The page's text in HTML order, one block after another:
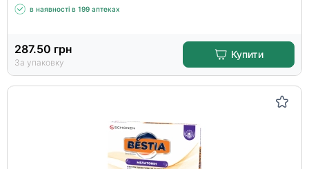
в наявності в 199 аптеках
287.50 грн
За упаковку
Купити